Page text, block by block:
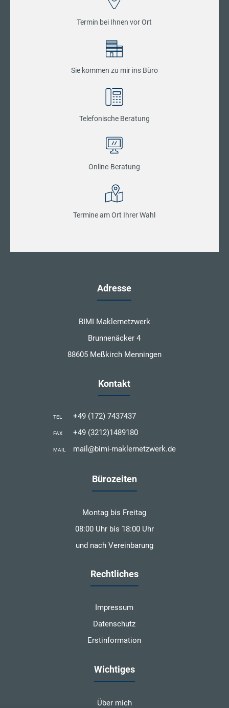
Termin bei Ihnen vor Ort
Sie kommen zu mir ins Büro
Telefonische Beratung
Online-Beratung
Termine am Ort Ihrer Wahl
Adresse
BIMI Maklernetzwerk
Brunnenäcker 4
88605 Meßkirch Menningen
Kontakt
TEL +49 (172) 7437437
FAX +49 (3212)1489180
MAIL mail@bimi-maklernetzwerk.de
Bürozeiten
Montag bis Freitag
08:00 Uhr bis 18:00 Uhr
und nach Vereinbarung
Rechtliches
Impressum
Datenschutz
Erstinformation
Wichtiges
Über mich